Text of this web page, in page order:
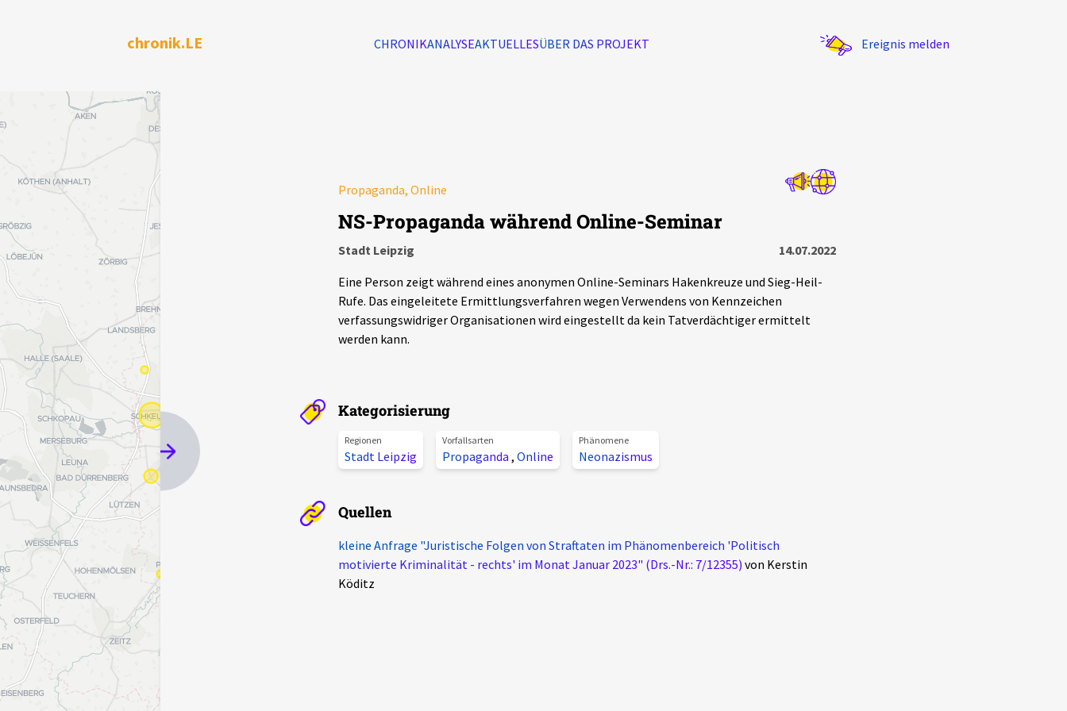
chronik.LE CHRONIKANALYSEAKTUELLESÜBER DAS PROJEKT Ereignis melden
Propaganda, Online
NS-Propaganda während Online-Seminar
Stadt Leipzig
14.07.2022
Eine Person zeigt während eines anonymen Online-Seminars Hakenkreuze und Sieg-Heil-
Rufe. Das eingeleitete Ermittlungsverfahren wegen Verwendens von Kennzeichen
verfassungswidriger Organisationen wird eingestellt da kein Tatverdächtiger ermittelt
werden kann.
Kategorisierung
Regionen
Stadt Leipzig
Vorfallsarten
Propaganda , Online
Phänomene
Neonazismus
Quellen
kleine Anfrage "Juristische Folgen von Straftaten im Phänomenbereich 'Politisch
motivierte Kriminalität - rechts' im Monat Januar 2023" (Drs.-Nr.: 7/12355) von Kerstin
Köditz
Statistik